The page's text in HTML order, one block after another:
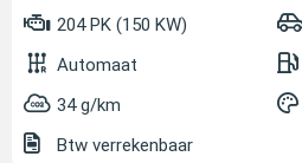
204 PK (150 KW)
Automaat
34 g/km
Btw verrekenbaar